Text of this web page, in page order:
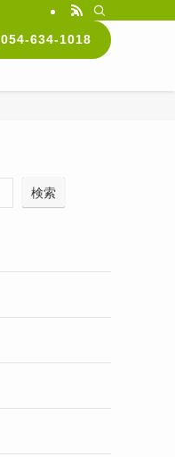
054-634-1018
検索